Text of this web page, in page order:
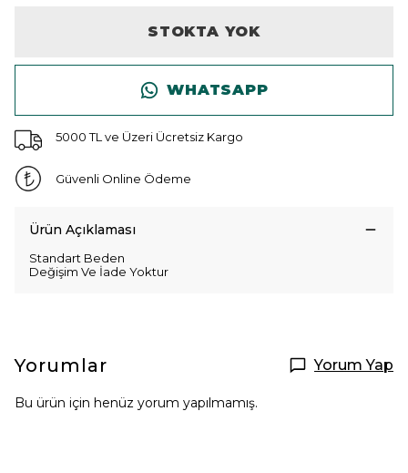
STOKTA YOK
WHATSAPP
5000 TL ve Üzeri Ücretsiz Kargo
Güvenli Online Ödeme
Ürün Açıklaması
Standart Beden
Değişim Ve İade Yoktur
Yorumlar Yorum Yap
Bu ürün için henüz yorum yapılmamış.